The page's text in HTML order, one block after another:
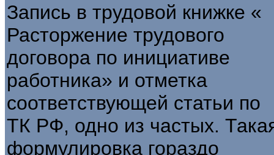
Запись в трудовой книжке «
Расторжение трудового
договора по инициативе
работника» и отметка
соответствующей статьи по
ТК РФ, одно из частых.
формулировка гораздо